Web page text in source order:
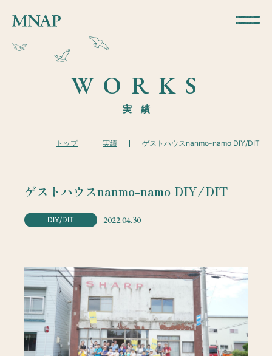
WORKS
実 績
トップ 実績 ゲストハウスnanmo-namo DIY/DIT
ゲストハウスnanmo-namo DIY/DIT
DIY/DIT 2022.04.30